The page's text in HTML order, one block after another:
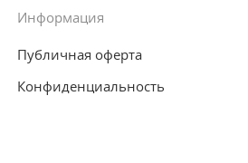
Информация
Публичная оферта
Конфиденциальность